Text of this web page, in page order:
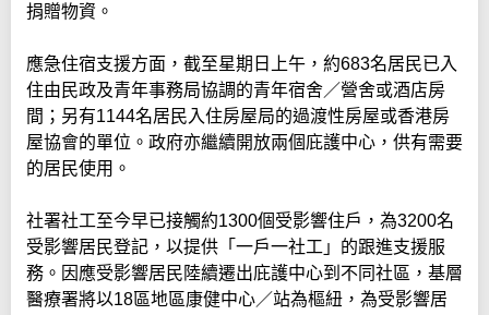
捐贈物資。
應急住宿支援方面，截至星期日上午，約683名居民已入
住由民政及青年事務局協調的青年宿舍／營舍或酒店房
間；另有1144名居民入住房屋局的過渡性房屋或香港房
屋協會的單位。政府亦繼續開放兩個庇護中心，供有需要
的居民使用。
社署社工至今早已接觸約1300個受影響住戶，為3200名
受影響居民登記，以提供「一戶一社工」的跟進支援服
務。因應受影響居民陸續遷出庇護中心到不同社區，基層
醫療署將以18區地區康健中心／站為樞紐，為受影響居